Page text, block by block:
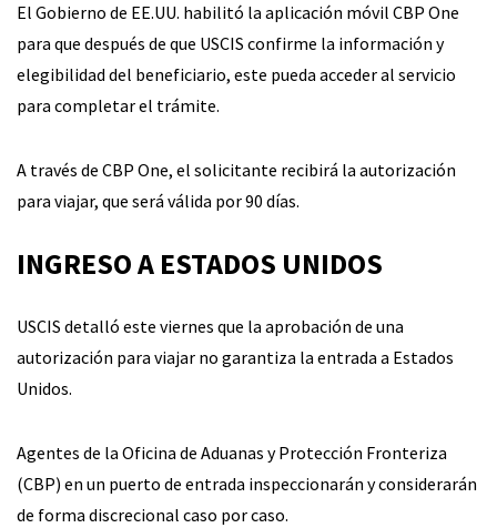
El Gobierno de EE.UU. habilitó la aplicación móvil CBP One
para que después de que USCIS confirme la información y
elegibilidad del beneficiario, este pueda acceder al servicio
para completar el trámite.
A través de CBP One, el solicitante recibirá la autorización
para viajar, que será válida por 90 días.
INGRESO A ESTADOS UNIDOS
USCIS detalló este viernes que la aprobación de una
autorización para viajar no garantiza la entrada a Estados
Unidos.
Agentes de la Oficina de Aduanas y Protección Fronteriza
(CBP) en un puerto de entrada inspeccionarán y considerarán
de forma discrecional caso por caso.